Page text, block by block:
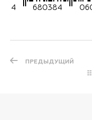
4 680384
ПРЕДЫДУЩИЙ